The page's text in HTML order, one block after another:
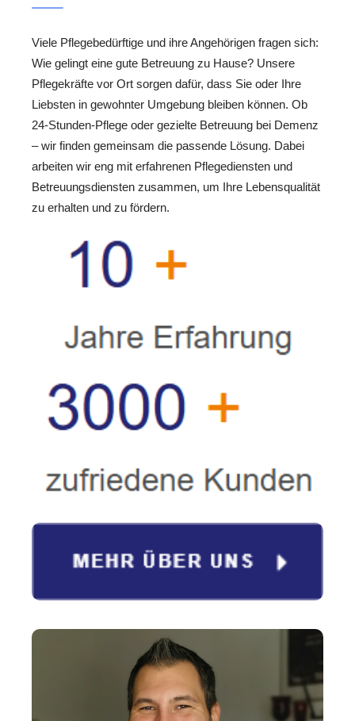
Viele Pflegebedürftige und ihre Angehörigen fragen sich:
Wie gelingt eine gute Betreuung zu Hause? Unsere
Pflegekräfte vor Ort sorgen dafür, dass Sie oder Ihre
Liebsten in gewohnter Umgebung bleiben können. Ob
24-Stunden-Pflege oder gezielte Betreuung bei Demenz
– wir finden gemeinsam die passende Lösung. Dabei
arbeiten wir eng mit erfahrenen Pflegediensten und
Betreuungsdiensten zusammen, um Ihre Lebensqualität
zu erhalten und zu fördern.